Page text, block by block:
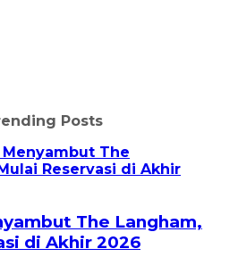
Posts
The Langham,
di Akhir 2026